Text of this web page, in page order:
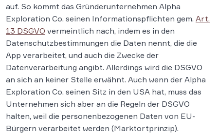
auf. So kommt das Gründerunternehmen Alpha
Exploration Co. seinen Informationspflichten gem. Art.
13 DSGVO vermeintlich nach, indem es in den
Datenschutzbestimmungen die Daten nennt, die die
App verarbeitet, und auch die Zwecke der
Datenverarbeitung angibt. Allerdings wird die DSGVO
an sich an keiner Stelle erwähnt. Auch wenn der Alpha
Exploration Co. seinen Sitz in den USA hat, muss das
Unternehmen sich aber an die Regeln der DSGVO
halten, weil die personenbezogenen Daten von EU-
Bürgern verarbeitet werden (Marktortprinzip).